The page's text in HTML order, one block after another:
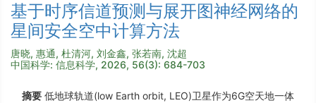
基于时序信道预测与展开图神经网络的
星间安全空中计算方法
唐晓, 惠通, 杜清河, 刘金鑫, 张若南, 沈超
中国科学: 信息科学, 2026, 56(3): 684-703
摘要 低地球轨道(low Earth orbit, LEO)卫星作为6G空天地一体